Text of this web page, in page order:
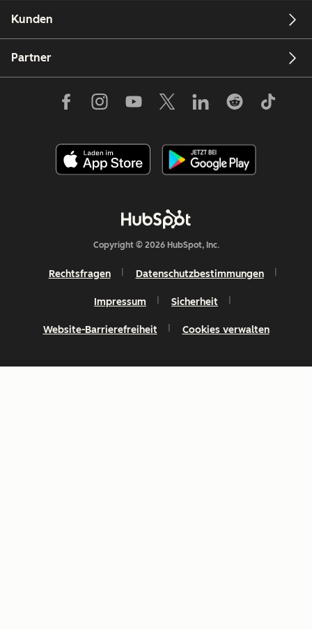
Kunden
Partner
Copyright © 2026 HubSpot, Inc.
Rechtsfragen Datenschutzbestimmungen
Impressum Sicherheit
Website-Barrierefreiheit Cookies verwalten